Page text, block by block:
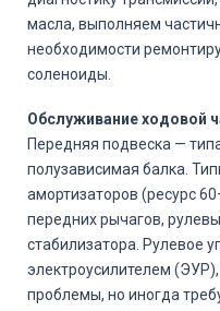
масла, выполняем
необходимости
соленоиды.
Обслуживание ходовой
Передняя подвеска —
полузависимая балка.
амортизаторов (ресурс
передних рычагов,
стабилизатора. Рулевое
электроусилителем
проблемы, но иногда